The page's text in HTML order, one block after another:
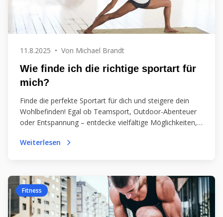
11.8.2025 • Von Michael Brandt
Wie finde ich die richtige sportart für
mich?
Finde die perfekte Sportart für dich und steigere dein
Wohlbefinden! Egal ob Teamsport, Outdoor-Abenteuer
oder Entspannung – entdecke vielfältige Möglichkeiten,
jetzt!
Weiterlesen
Fitness